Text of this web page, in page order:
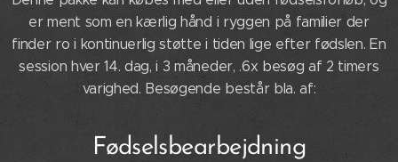
er ment som en kærlig hånd i ryggen på familier der
finder ro i kontinuerlig støtte i tiden lige efter fødslen. En
session hver 14. dag, i 3 måneder, .6x besøg af 2 timers
varighed. Besøgende består bla. af:
Fødselsbearbejdning